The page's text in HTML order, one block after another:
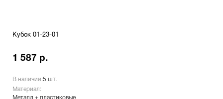
Кубок 01-23-01
1 587 р.
В наличии:5 шт.
Материал:
Металл + пластиковые